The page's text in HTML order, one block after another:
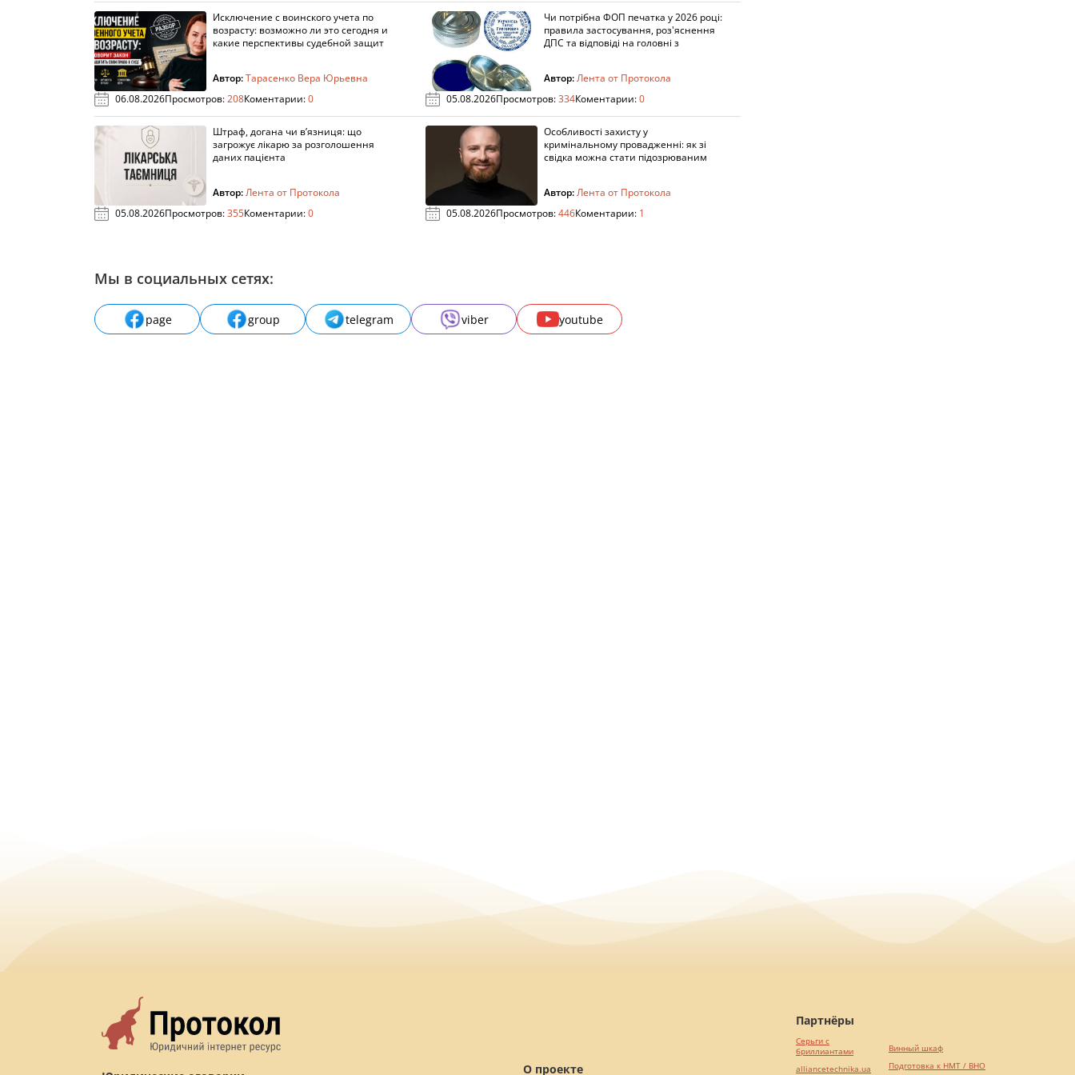
Исключение с воинского учета по
возрасту: возможно ли это сегодня и
какие перспективы судебной защит
Автор:Тарасенко Вера Юрьевна
06.08.2026Просмотров:208Коментарии:0
Чи потрібна ФОП печатка у 2026 році:
правила застосування, роз'яснення
ДПС та відповіді на головні з
Автор:Лента от Протокола
05.08.2026Просмотров:334Коментарии:0
Штраф, догана чи в’язниця: що
загрожує лікарю за розголошення
даних пацієнта
Автор:Лента от Протокола
05.08.2026Просмотров:355Коментарии:0
Особливості захисту у
кримінальному провадженні: як зі
свідка можна стати підозрюваним
Автор:Лента от Протокола
05.08.2026Просмотров:446Коментарии: 1
Мы в социальных сетях:
page group telegram viber youtube
О проекте
Партнёры
Серьги с
бриллиантами
alliancetechnika.ua
Винный шкаф
Подготовка к НМТ / ВНО